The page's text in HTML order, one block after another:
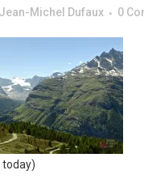
Jean-Michel Dufaux 0
today)